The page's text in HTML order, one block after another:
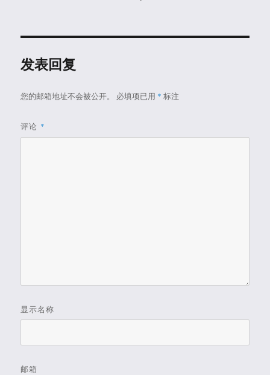
发表回复
您的邮箱地址不会被公开。 必填项已用 * 标注
评论 *
显示名称
邮箱